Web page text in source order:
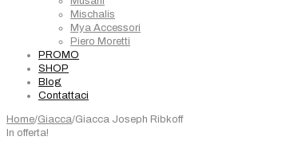
Mischalis
Mya Accessori
Piero Moretti
PROMO
SHOP
Blog
Contattaci
Home/Giacca/Giacca Joseph Ribkoff
In offerta!